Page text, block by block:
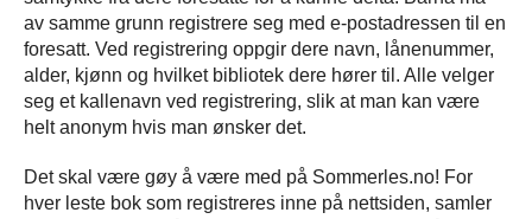
av samme grunn registrere seg med e-postadressen til en
foresatt. Ved registrering oppgir dere navn, lånenummer,
alder, kjønn og hvilket bibliotek dere hører til. Alle velger
seg et kallenavn ved registrering, slik at man kan være
helt anonym hvis man ønsker det.
Det skal være gøy å være med på Sommerles.no! For
hver leste bok som registreres inne på nettsiden, samler